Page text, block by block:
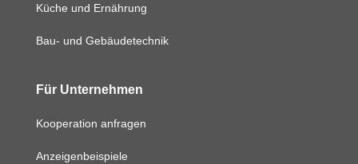
Küche und Ernährung
Bau- und Gebäudetechnik
Für Unternehmen
Kooperation anfragen
Anzeigenbeispiele